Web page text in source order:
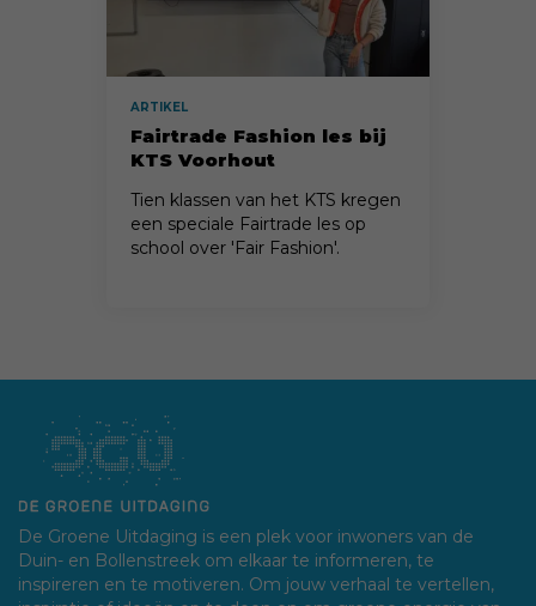
ARTIKEL
Fairtrade Fashion les bij
KTS Voorhout
Tien klassen van het KTS kregen
een speciale Fairtrade les op
school over 'Fair Fashion'.
De Groene Uitdaging is een plek voor inwoners van de
Duin- en Bollenstreek om elkaar te informeren, te
inspireren en te motiveren. Om jouw verhaal te vertellen,